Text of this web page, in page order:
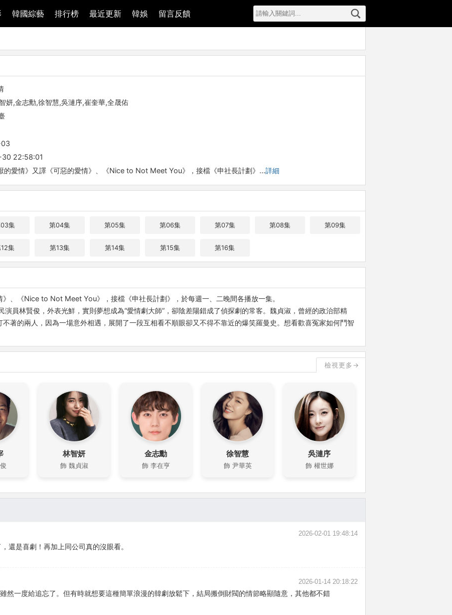
韓國綜藝 排行榜 最近更新 韓娛 留言反饋
妍,金志勳,徐智慧,吳漣序,崔奎華,全晟佑
22:58:01
的愛情》又譯《可惡的愛情》、《Nice to Not Meet You》，接檔《申社長計劃》…詳細
集 第04集 第05集 第06集 第07集 第08集 第09集
集 第13集 第14集 第15集 第16集
、《Nice to Not Meet You》，接檔《申社長計劃》，於每週一、二晚間各播放一集。
員林賢俊，外表光鮮，實則夢想成為“愛情劇大師”，卻陰差陽錯成了偵探劇的常客。魏貞淑，曾經的政治部精
著的兩人，因為一場意外相遇，展開了一段互相看不順眼卻又不得不靠近的爆笑羅曼史。想看歡喜冤家如何鬥智
檢視更多→
林智妍
飾 魏貞淑
金志勳
飾 李在亨
徐智慧
飾 尹華英
吳漣序
飾 權世娜
2026-02-01 19:48:14
還是喜劇！再加上同公司真的沒眼看。
2026-01-14 20:18:22
然一度給追忘了。但有時就想要這種簡單浪漫的韓劇放鬆下，結局搬倒財閥的情節略顯隨意，其他都不錯